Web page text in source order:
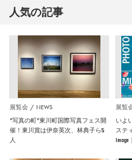
人気の記事
展覧会 NEWS
”写真の町”東川町国際写真フェス開
催！東川賞は伊奈英次、林典子ら5
人
展覧
いよ
ステ